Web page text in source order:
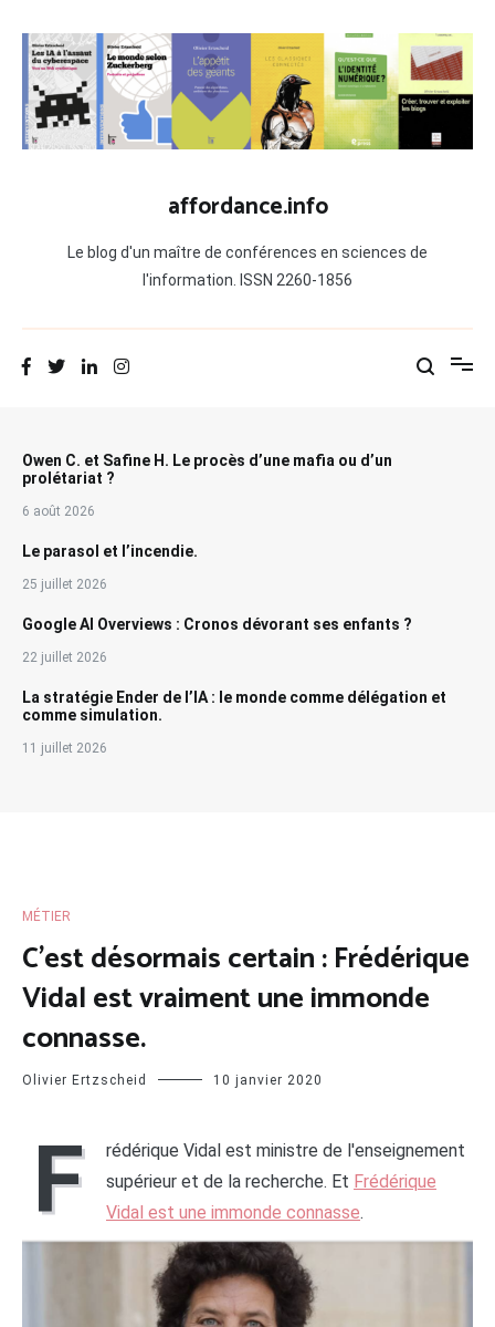
contenu
affordance.info
Le blog d'un maître de conférences en sciences de
l'information. ISSN 2260-1856
Owen C. et Safine H. Le procès d’une mafia ou d’un
prolétariat ?
6 août 2026
Le parasol et l’incendie.
25 juillet 2026
Google AI Overviews : Cronos dévorant ses enfants ?
22 juillet 2026
La stratégie Ender de l’IA : le monde comme délégation et
comme simulation.
11 juillet 2026
MÉTIER
C’est désormais certain : Frédérique
Vidal est vraiment une immonde
connasse.
Olivier Ertzscheid 10 janvier 2020
F
rédérique Vidal est ministre de l'enseignement
supérieur et de la recherche. Et Frédérique
Vidal est une immonde connasse.